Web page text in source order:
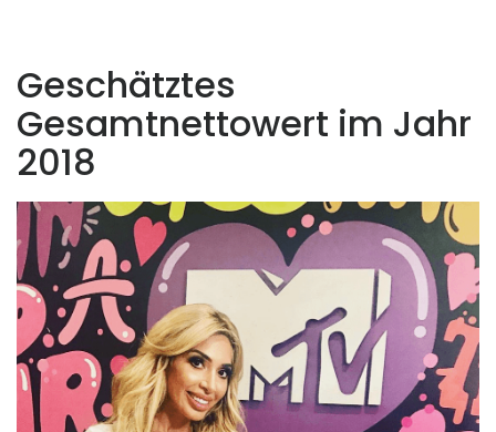
Geschätztes
Gesamtnettowert im Jahr
2018